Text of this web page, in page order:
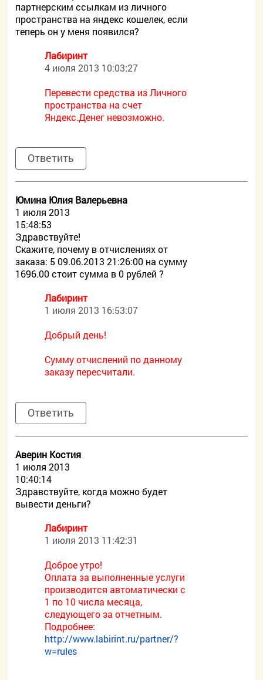
партнерским ссылкам из личного
пространства на яндекс кошелек, если
теперь он у меня появился?
Лабиринт
4 июля 2013 10:03:27
Перевести средства из Личного
пространства на счет
Яндекс.Денег невозможно.
Ответить
Юмина Юлия Валерьевна
1 июля 2013
15:48:53
Здравствуйте!
Скажите, почему в отчислениях от
заказа: 5 09.06.2013 21:26:00 на сумму
1696.00 стоит сумма в 0 рублей ?
Лабиринт
1 июля 2013 16:53:07
Добрый день!
Сумму отчислений по данному
заказу пересчитали.
Ответить
Аверин Костия
1 июля 2013
10:40:14
Здравствуйте, когда можно будет
вывести деньги?
Лабиринт
1 июля 2013 11:42:31
Доброе утро!
Оплата за выполненные услуги
производится автоматически с
1 по 10 числа месяца,
следующего за отчетным.
Подробнее:
http://www.labirint.ru/partner/?
w=rules